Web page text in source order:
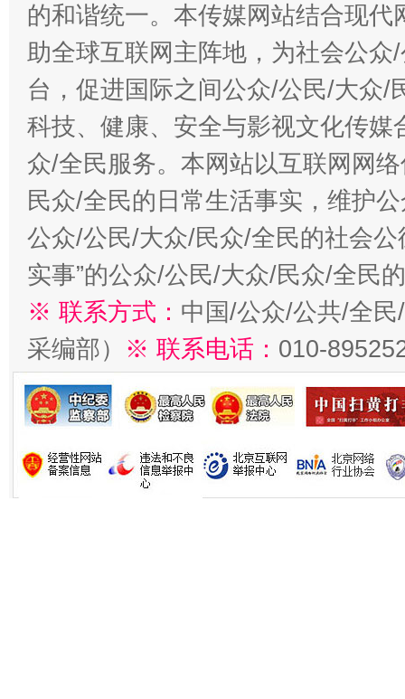
的和谐统一。本传媒网站结合现
助全球互联网主阵地，为社会公
台，促进国际之间公众/公民/大众/
科技、健康、安全与影视文化传
众/全民服务。本网站以互联网网
民众/全民的日常生活事实，维护
公众/公民/大众/民众/全民的社会公
实事”的公众/公民/大众/民众/全民
※ 联系方式： 中国/公众/公共/全
采编部） ※ 联系电话： 010-